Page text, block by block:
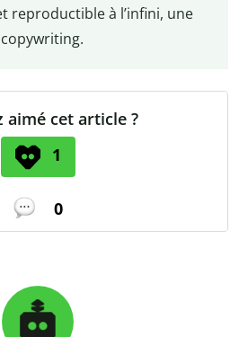
reproductible à l’infini, une
aimé cet article ?
1
0